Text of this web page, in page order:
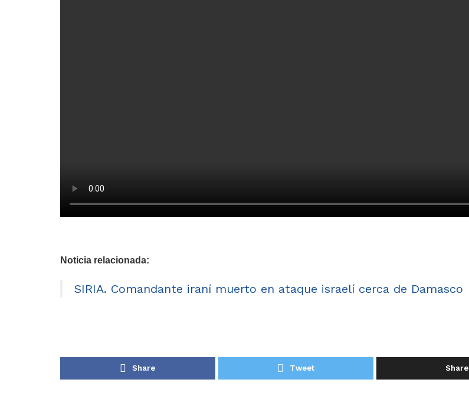
Noticia relacionada:
SIRIA. Comandante iraní muerto en ataque israelí cerca de Damasco
Share Tweet Share